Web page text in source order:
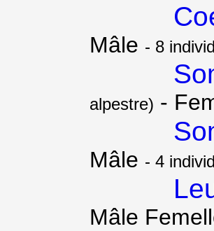
Mâle - 8
alpestre) -
Mâle - 4
Mâle